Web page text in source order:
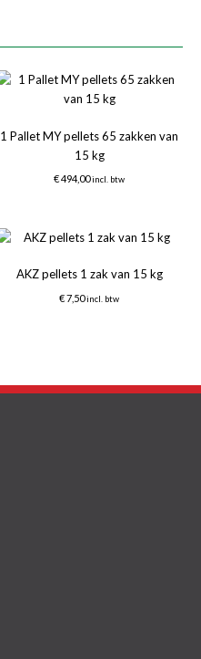
1 Pallet MY pellets 65 zakken van
15 kg
€494,00incl. btw
AKZ pellets 1 zak van 15 kg
€7,50incl. btw